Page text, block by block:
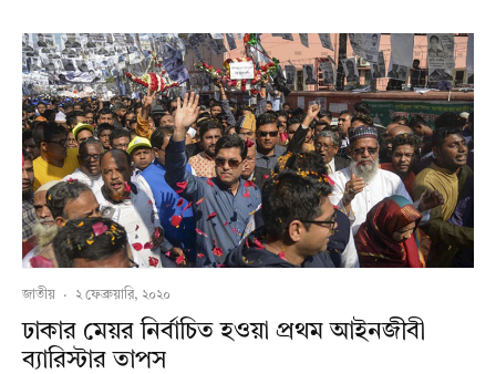
জাতীয় · ২ ফেব্রুয়ারি, ২০২০
ঢাকার মেয়র নির্বাচিত হওয়া প্রথম আইনজীবী
ব্যারিস্টার তাপস